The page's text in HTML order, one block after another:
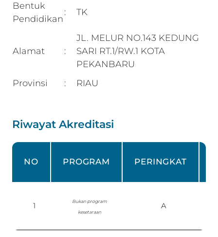
Bentuk
Pendidikan
: TK
Alamat :
JL. MELUR NO.143 KEDUNG
SARI RT.1/RW.1 KOTA
PEKANBARU
Provinsi
: RIAU
Riwayat Akreditasi
NO PROGRAM PERINGKAT
1
Bukan program
kesetaraan
A